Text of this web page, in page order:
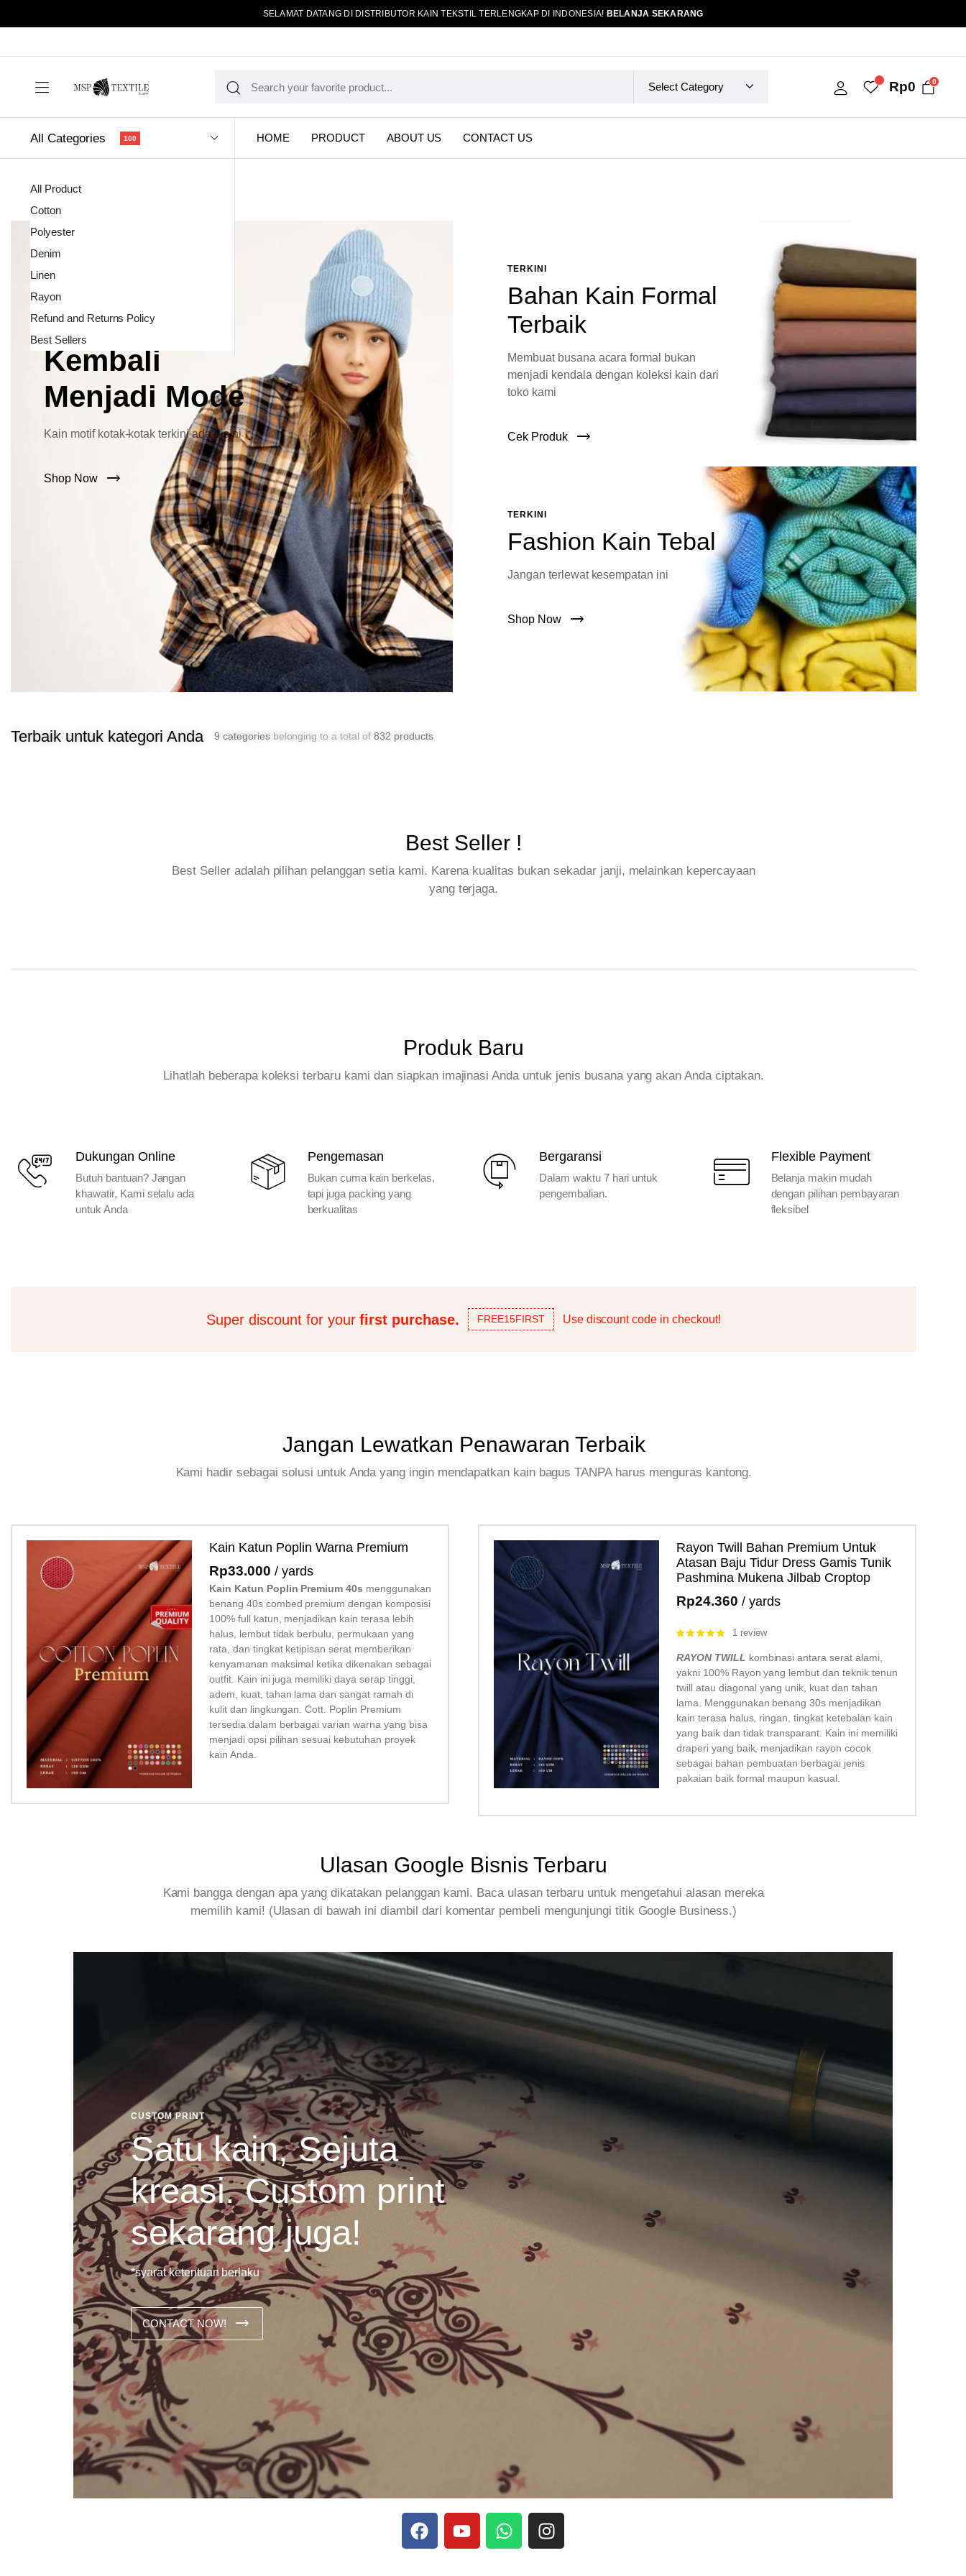
SELAMAT DATANG DI DISTRIBUTOR KAIN TEKSTIL TERLENGKAP DI INDONESIA! BELANJA SEKARANG
Rp0 0
All Categories 100
All Product
Cotton
Polyester
Denim
Linen
Rayon
Refund and Returns Policy
Best Sellers
HOME PRODUCT ABOUT US CONTACT US
Kain Pola
Lebar Kini
Kembali
Menjadi Mode
Kain motif kotak-kotak terkini ada disini
Shop Now
TERKINI
Bahan Kain Formal
Terbaik
Membuat busana acara formal bukan
menjadi kendala dengan koleksi kain dari
toko kami
Cek Produk
TERKINI
Fashion Kain Tebal
Jangan terlewat kesempatan ini
Shop Now
Terbaik untuk kategori Anda 9 categoriesbelonging to a total of 832 products
Best Seller !
Best Seller adalah pilihan pelanggan setia kami. Karena kualitas bukan sekadar janji, melainkan kepercayaan
yang terjaga.
Produk Baru
Lihatlah beberapa koleksi terbaru kami dan siapkan imajinasi Anda untuk jenis busana yang akan Anda ciptakan.
Dukungan Online
Butuh bantuan? Jangan
khawatir, Kami selalu ada
untuk Anda
Pengemasan
Bukan cuma kain berkelas,
tapi juga packing yang
berkualitas
Bergaransi
Dalam waktu 7 hari untuk
pengembalian.
Flexible Payment
Belanja makin mudah
dengan pilihan pembayaran
fleksibel
Super discount for yourfirst purchase. FREE15FIRST Use discount code in checkout!
Jangan Lewatkan Penawaran Terbaik
Kami hadir sebagai solusi untuk Anda yang ingin mendapatkan kain bagus TANPA harus menguras kantong.
Kain Katun Poplin Warna Premium
Rp33.000 / yards
Kain Katun Poplin Premium 40s menggunakan
benang 40s combed premium dengan komposisi
100% full katun, menjadikan kain terasa lebih
halus, lembut tidak berbulu, permukaan yang
rata, dan tingkat ketipisan serat memberikan
kenyamanan maksimal ketika dikenakan sebagai
outfit. Kain ini juga memiliki daya serap tinggi,
adem, kuat, tahan lama dan sangat ramah di
kulit dan lingkungan. Cott. Poplin Premium
tersedia dalam berbagai varian warna yang bisa
menjadi opsi pilihan sesuai kebutuhan proyek
kain Anda.
Rayon Twill Bahan Premium Untuk
Atasan Baju Tidur Dress Gamis Tunik
Pashmina Mukena Jilbab Croptop
Rp24.360 / yards
Rated
1 review
RAYON TWILL kombinasi antara serat alami,
yakni 100% Rayon yang lembut dan teknik tenun
twill atau diagonal yang unik, kuat dan tahan
lama. Menggunakan benang 30s menjadikan
kain terasa halus, ringan, tingkat ketebalan kain
yang baik dan tidak transparant. Kain ini memiliki
draperi yang baik, menjadikan rayon cocok
sebagai bahan pembuatan berbagai jenis
pakaian baik formal maupun kasual.
Ulasan Google Bisnis Terbaru
Kami bangga dengan apa yang dikatakan pelanggan kami. Baca ulasan terbaru untuk mengetahui alasan mereka
memilih kami! (Ulasan di bawah ini diambil dari komentar pembeli mengunjungi titik Google Business.)
CUSTOM PRINT
Satu kain, Sejuta
kreasi. Custom print
sekarang juga!
*syarat ketentuan berlaku
CONTACT NOW!